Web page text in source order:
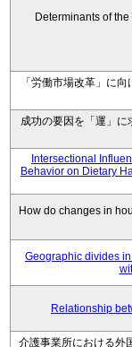
Determinants of
「労働市場改革」に
成功の要因を「運」に
Intersectional
Behavior on Dietary
How do changes in
Geographic divides
Relationship
介護事業所における外